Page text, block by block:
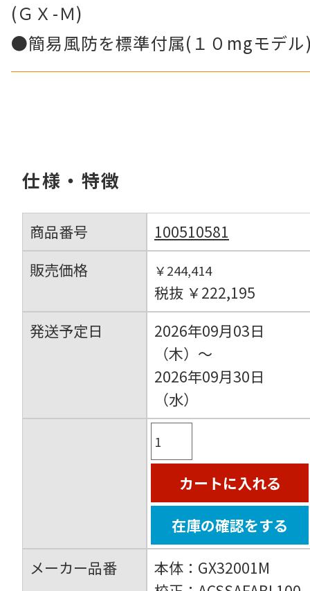
(ＧＸ-Ｍ)
●簡易風防を標準付属(１０mgモデ
仕様・特徴
商品番号
100510581
販売価格
￥244,414
税抜 ￥222,195
発送予定日
2026年09月03日
（木）～
2026年09月30日
（水）
カートに入れる
在庫の確認をする
メーカー品番
本体：GX32001M